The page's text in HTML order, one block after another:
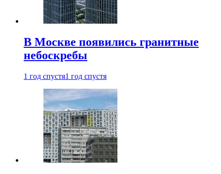
В Москве появились гранитные
небоскребы
1 год спустя1 год спустя